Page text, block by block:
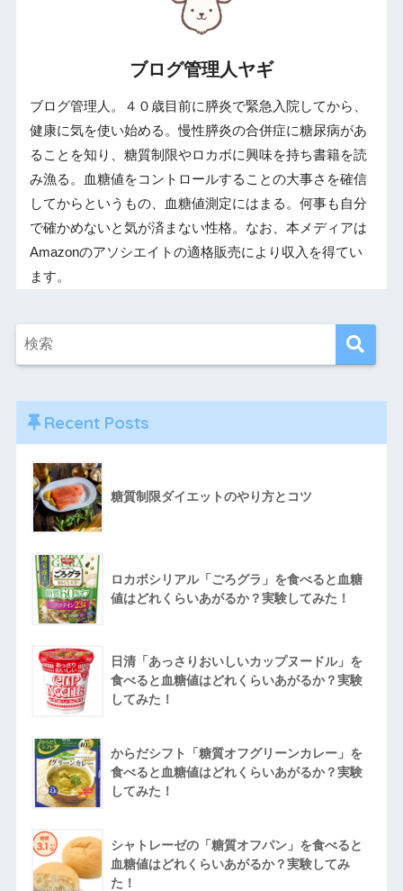
ブログ管理人ヤギ
ブログ管理人。４０歳目前に膵炎で緊急入院してから、
健康に気を使い始める。慢性膵炎の合併症に糖尿病があ
ることを知り、糖質制限やロカボに興味を持ち書籍を読
み漁る。血糖値をコントロールすることの大事さを確信
してからというもの、血糖値測定にはまる。何事も自分
で確かめないと気が済まない性格。なお、本メディアは
Amazonのアソシエイトの適格販売により収入を得てい
ます。
Recent Posts
糖質制限ダイエットのやり方とコツ
ロカボシリアル「ごろグラ」を食べると血糖
値はどれくらいあがるか？実験してみた！
日清「あっさりおいしいカップヌードル」を
食べると血糖値はどれくらいあがるか？実験
してみた！
からだシフト「糖質オフグリーンカレー」を
食べると血糖値はどれくらいあがるか？実験
してみた！
シャトレーゼの「糖質オフパン」を食べると
血糖値はどれくらいあがるか？実験してみ
た！